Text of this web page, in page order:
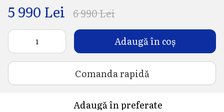
5 990 Lei 6 990 Lei
Adaugă în coș
Comanda rapidă
Adaugă în preferate